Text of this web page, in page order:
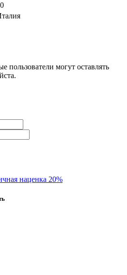
пользователи могут оставлять
наценка 20%